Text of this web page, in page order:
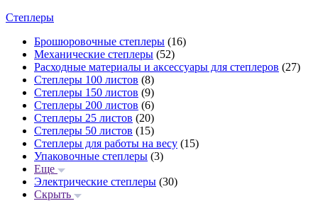
Степлеры
Брошюровочные степлеры (16)
Механические степлеры (52)
Расходные материалы и аксессуары для степлеров (27)
Степлеры 100 листов (8)
Степлеры 150 листов (9)
Степлеры 200 листов (6)
Степлеры 25 листов (20)
Степлеры 50 листов (15)
Степлеры для работы на весу (15)
Упаковочные степлеры (3)
Еще
Электрические степлеры (30)
Скрыть